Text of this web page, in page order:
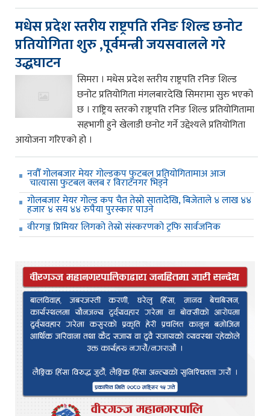
मधेस प्रदेश स्तरीय राष्ट्रपति रनिङ शिल्ड छनोट
प्रतियोगिता शुरु ,पूर्वमन्त्री जयसवालले गरे
उद्धघाटन
सिमरा । मधेस प्रदेश स्तरीय राष्ट्रपति रनिङ शिल्ड
छनोट प्रतियोगिता मंगलबारदेखि सिमरामा सुरु भएको
छ । राष्ट्रिय स्तरको राष्ट्रपति रनिङ शिल्ड प्रतियोगितामा
सहभागी हुने खेलाडी छनोट गर्ने उद्देश्यले प्रतियोगिता
आयोजना गरिएको हो ।
नवौँ गोलबजार मेयर गोल्डकप फुटबल प्रतियोगितामाअ आज
चात्यासा फुटबल क्लब र विराटनगर भिड्ने
गोलबजार मेयर गोल्ड कप चैत तेस्रो सातादेखि, बिजेताले ४ लाख ४४
हजार ४ सय ४४ रुपैया पुरस्कार पाउने
वीरगञ्ज प्रिमियर लिगको तेस्रो संस्करणको ट्रफि सार्वजनिक